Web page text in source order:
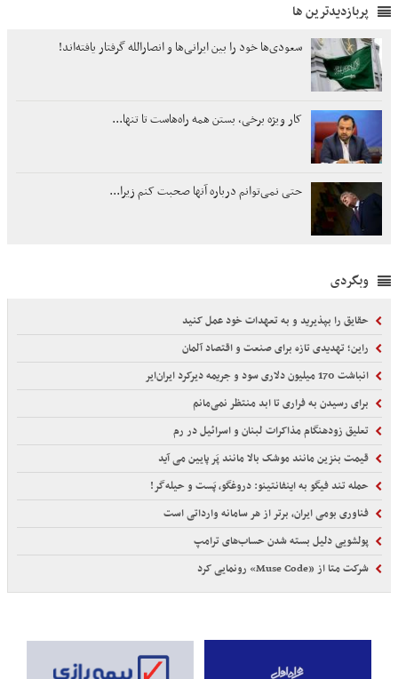
پربازدیدترین ها
سعودی‌ها خود را بین ایرانی‌ها و انصارالله گرفتار یافته‌اند!
کار ویژه برخی، بستن همه راه‌هاست تا تنها...
حتی نمی‌توانم درباره آنها صحبت کنم زیرا...
وبگردی
حقایق را بپذیرید و به تعهدات خود عمل کنید
راین؛ تهدیدی تازه برای صنعت و اقتصاد آلمان
انباشت 170 میلیون دلاری سود و جریمه دیرکرد ایران‌ایر
برای رسیدن به فراری تا ابد منتظر نمی‌مانم
تعلیق زودهنگام مذاکرات لبنان و اسرائیل در رم
قیمت بنزین مانند موشک بالا مانند پَر پایین می آید
حمله تند فیگو به اینفانتینو: دروغگو، پَست‌ و حیله‌گر!
فناوری بومی ایران، برتر از هر سامانه وارداتی است
پولشویی دلیل بسته شدن حساب‌های ترامپ
شرکت متا از «Muse Code» رونمایی کرد